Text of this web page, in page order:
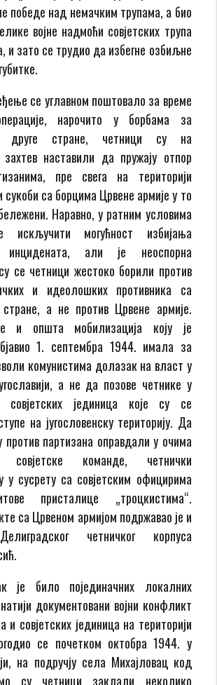
победе над немачким трупама, а био
војне надмоћи совјетских трупа
и зато се трудио да избегне озбиљне
се углавном поштовало за време
нарочито у борбама за
друге стране, четници су на
наставили да пружају отпор
пре свега на територији
сукоби са борцима Црвене армије у то
Наравно, у ратним условима
могућност избијања
инцидената, али је неоспорна
се четници жестоко борили против
и идеолошких противника са
стране, а не против Црвене армије.
и општа мобилизација коју је
1. септембра 1944. имала за
комунистима долазак на власт у
а не да позове четнике у
совјетских јединица које су се
на југословенску територију. Да
против партизана оправдали у очима
совјетске команде, четнички
у сусрету са совјетским официрима
присталице „троцкистима“.
са Црвеном армијом подржавао је и
четничког корпуса
је било појединачних локалних
документовани војни конфликт
и совјетских јединица на територији
се почетком октобра 1944. у
на подручју села Михајловац код
су четници заклали неколико